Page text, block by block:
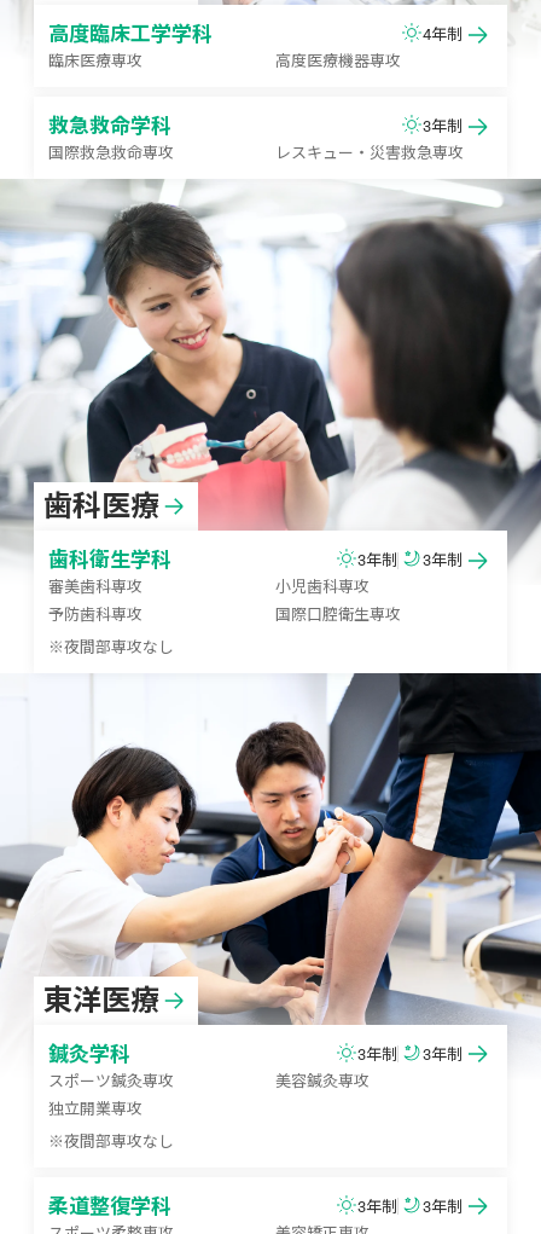
高度臨床工学学科
4年制
臨床医療専攻
高度医療機器専攻
救急救命学科
3年制
国際救急救命専攻
レスキュー・災害救急専攻
歯科医療
歯科衛生学科 3年制
3年制
審美歯科専攻
小児歯科専攻
予防歯科専攻
国際口腔衛生専攻
※夜間部専攻なし
東洋医療
鍼灸学科 3年制
3年制
スポーツ鍼灸専攻
美容鍼灸専攻
独立開業専攻
※夜間部専攻なし
柔道整復学科 3年制
3年制